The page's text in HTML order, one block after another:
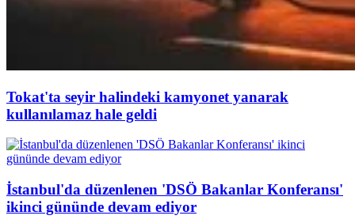
Tokat'ta seyir halindeki kamyonet yanarak
kullanılamaz hale geldi
İstanbul'da düzenlenen 'DSÖ Bakanlar Konferansı'
ikinci gününde devam ediyor